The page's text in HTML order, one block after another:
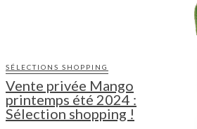
SÉLECTIONS SHOPPING
Vente privée Mango
printemps été 2024 :
Sélection shopping !